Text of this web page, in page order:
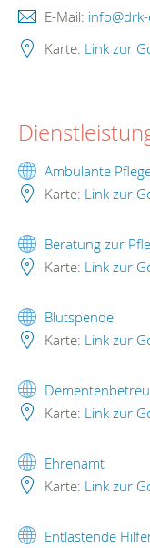
E-Mail:
Karte: Link zur
Ambulante
Karte: Link zur
Beratung zur
Karte: Link zur
Blutspende
Karte: Link zur
Karte: Link zur
Ehrenamt
Karte: Link zur
Entlastende